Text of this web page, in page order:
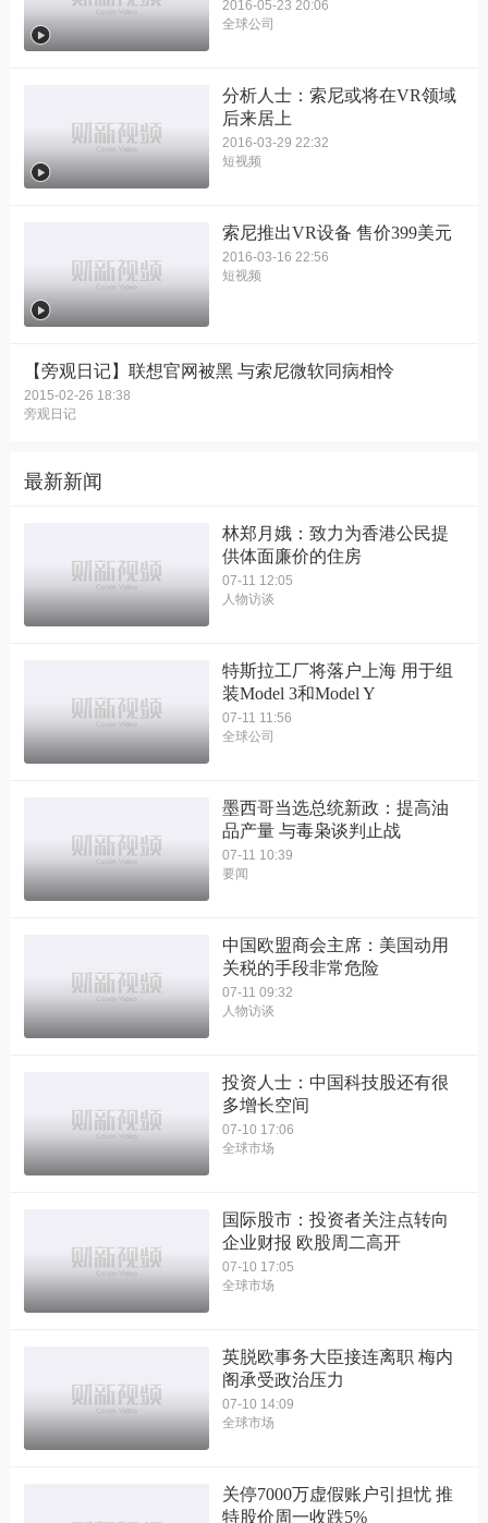
2016-05-23 20:06
全球公司
分析人士：索尼或将在VR领域
后来居上
2016-03-29 22:32
短视频
索尼推出VR设备 售价399美元
2016-03-16 22:56
短视频
【旁观日记】联想官网被黑 与索尼微软同病相怜
2015-02-26 18:38
旁观日记
最新新闻
林郑月娥：致力为香港公民提
供体面廉价的住房
07-11 12:05
人物访谈
特斯拉工厂将落户上海 用于组
装Model 3和Model Y
07-11 11:56
全球公司
墨西哥当选总统新政：提高油
品产量 与毒枭谈判止战
07-11 10:39
要闻
中国欧盟商会主席：美国动用
关税的手段非常危险
07-11 09:32
人物访谈
投资人士：中国科技股还有很
多增长空间
07-10 17:06
全球市场
国际股市：投资者关注点转向
企业财报 欧股周二高开
07-10 17:05
全球市场
英脱欧事务大臣接连离职 梅内
阁承受政治压力
07-10 14:09
全球市场
关停7000万虚假账户引担忧 推
特股价周一收跌5%